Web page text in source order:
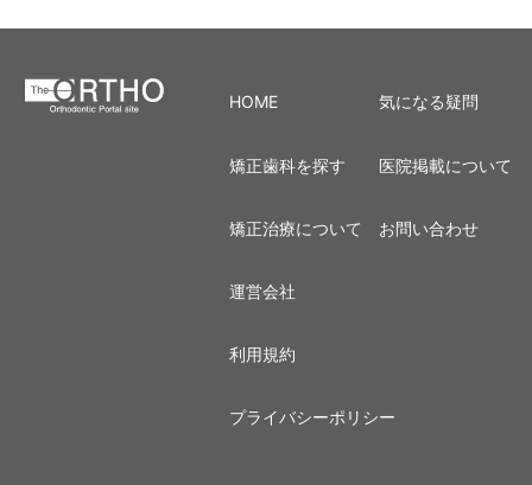
HOME
矯正歯科を探す
矯正治療について
気になる疑問
医院掲載について
お問い合わせ
運営会社
利用規約
プライバシーポリシー